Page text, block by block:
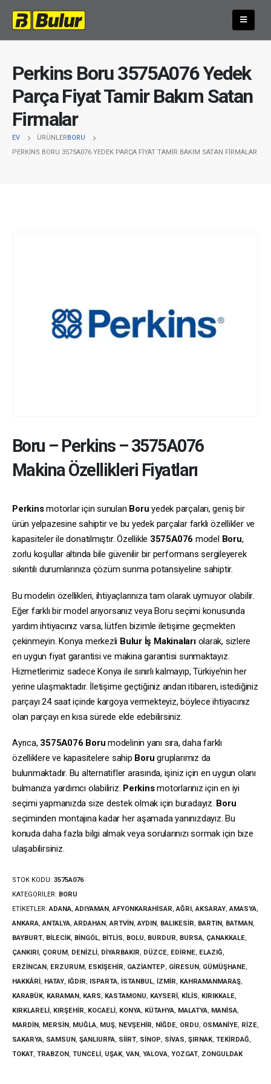
Perkins Boru 3575A076 Yedek
Parça Fiyat Tamir Bakım Satan
Firmalar
EV ÜRÜNLERBORU
PERKINS BORU 3575A076 YEDEK PARÇA FIYAT TAMIR BAKIM SATAN FIRMALAR
Boru – Perkins–3575A076
Makina Özellikleri Fiyatları
Perkinsmotorlar için sunulan Boru yedek parçaları, geniş bir
ürün yelpazesine sahiptir ve bu yedek parçalar farklı özellikler ve
kapasiteler ile donatılmıştır. Özellikle 3575A076 model Boru,
zorlu koşullar altında bile güvenilir bir performans sergileyerek
sıkıntılı durumlarınıza çözüm sunma potansiyeline sahiptir.
Bu modelin özellikleri, ihtiyaçlarınıza tam olarak uymuyor olabilir.
Eğer farklı bir model arıyorsanız veya Boru seçimi konusunda
yardım ihtiyacınız varsa, lütfen bizimle iletişime geçmekten
çekinmeyin. Konya merkezli Bulur İş Makinalarıolarak, sizlere
en uygun fiyat garantisi ve makina garantisi sunmaktayız.
Hizmetlerimiz sadece Konya ile sınırlı kalmayıp, Türkiye’nin her
yerine ulaşmaktadır. İletişime geçtiğiniz andan itibaren, istediğiniz
parçayı 24 saat içinde kargoya vermekteyiz, böylece ihtiyacınız
olan parçayı en kısa sürede elde edebilirsiniz.
Ayrıca, 3575A076 Boru modelinin yanı sıra, daha farklı
özelliklere ve kapasitelere sahip Boru gruplarımız da
bulunmaktadır. Bu alternatifler arasında, işiniz için en uygun olanı
bulmanıza yardımcı olabiliriz. Perkinsmotorlarınız için en iyi
seçimi yapmanızda size destek olmak için buradayız. Boru
seçiminden montajına kadar her aşamada yanınızdayız. Bu
konuda daha fazla bilgi almak veya sorularınızı sormak için bize
ulaşabilirsiniz.
STOK KODU: 3575A076
KATEGORILER: BORU
ETIKETLER:ADANA,ADIYAMAN,AFYONKARAHISAR,AĞRI,AKSARAY,AMASYA,
ANKARA,ANTALYA,ARDAHAN,ARTVIN,AYDIN, BALIKESIR, BARTIN, BATMAN,
BAYBURT, BILECIK, BINGÖL, BITLIS, BOLU, BURDUR, BURSA, ÇANAKKALE,
ÇANKIRI, ÇORUM, DENIZLI, DIYARBAKIR, DÜZCE, EDIRNE, ELAZIĞ,
ERZINCAN, ERZURUM, ESKIŞEHIR, GAZIANTEP, GIRESUN, GÜMÜŞHANE,
HAKKÂRI, HATAY, IĞDIR, ISPARTA, İSTANBUL, İZMIR, KAHRAMANMARAŞ,
KARABÜK, KARAMAN, KARS, KASTAMONU, KAYSERI, KILIS, KIRIKKALE,
KIRKLARELI, KIRŞEHIR, KOCAELI, KONYA, KÜTAHYA, MALATYA, MANISA,
MARDIN, MERSIN, MUĞLA, MUŞ, NEVŞEHIR, NIĞDE, ORDU, OSMANIYE, RIZE,
SAKARYA, SAMSUN, ŞANLIURFA, SIIRT, SINOP, SIVAS, ŞIRNAK, TEKIRDAĞ,
TOKAT, TRABZON, TUNCELI, UŞAK, VAN, YALOVA, YOZGAT, ZONGULDAK